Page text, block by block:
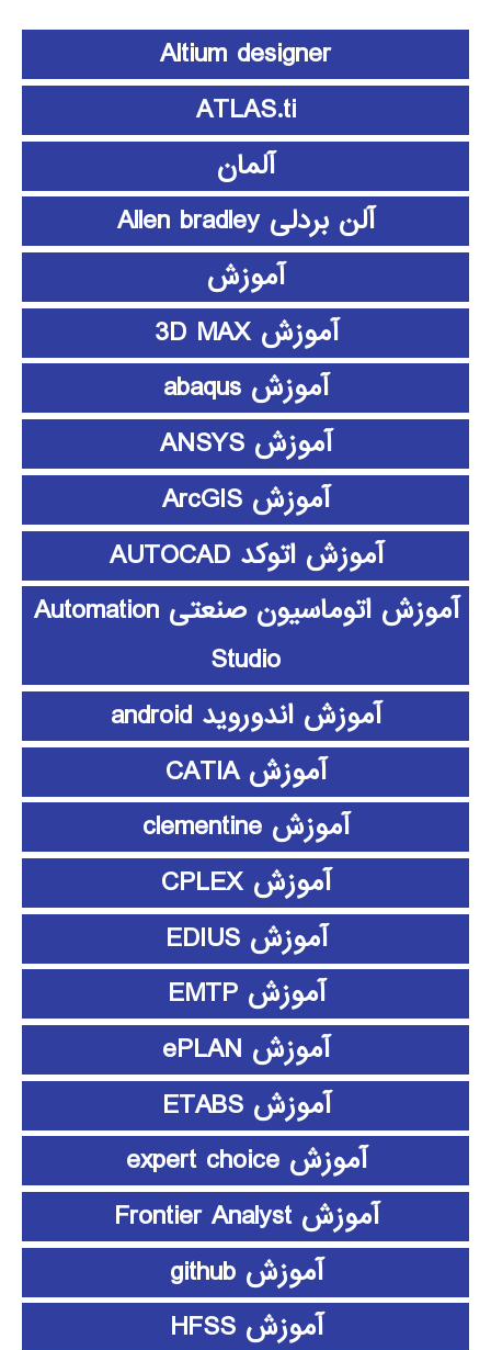
Altium designer
ATLAS.ti
آلمان
آلن بردلی Allen bradley
آموزش
آموزش 3D MAX
آموزش abaqus
آموزش ANSYS
آموزش ArcGIS
آموزش اتوکد AUTOCAD
آموزش اتوماسیون صنعتی Automation
Studio
آموزش اندوروید android
آموزش CATIA
آموزش clementine
آموزش CPLEX
آموزش EDIUS
آموزش EMTP
آموزش ePLAN
آموزش ETABS
آموزش expert choice
آموزش Frontier Analyst
آموزش github
آموزش HFSS